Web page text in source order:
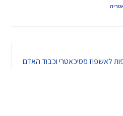
לאשפוז פסיכאטרי וכבוד האדם